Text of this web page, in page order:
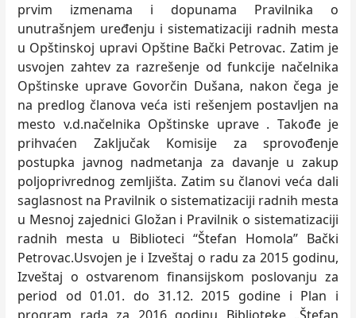
prvim izmenama i dopunama Pravilnika o
unutrašnjem uređenju i sistematizaciji radnih mesta
u Opštinskoj upravi Opštine Bački Petrovac. Zatim je
usvojen zahtev za razrešenje od funkcije načelnika
Opštinske uprave Govorčin Dušana, nakon čega je
na predlog članova veća isti rešenjem postavljen na
mesto v.d.načelnika Opštinske uprave . Takođe je
prihvaćen Zaključak Komisije za sprovođenje
postupka javnog nadmetanja za davanje u zakup
poljoprivrednog zemljišta. Zatim su članovi veća dali
saglasnost na Pravilnik o sistematizaciji radnih mesta
u Mesnoj zajednici Gložan i Pravilnik o sistematizaciji
radnih mesta u Biblioteci “Štefan Homola” Bački
Petrovac.Usvojen je i Izveštaj o radu za 2015 godinu,
Izveštaj o ostvarenom finansijskom poslovanju za
period od 01.01. do 31.12. 2015 godine i Plan i